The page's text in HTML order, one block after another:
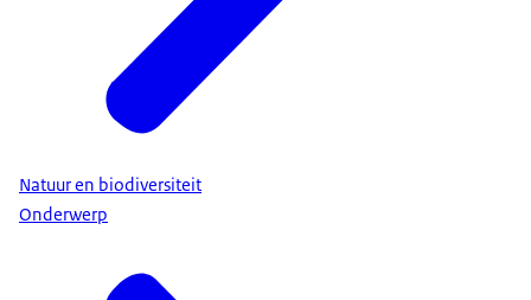
Natuur en biodiversiteit
Onderwerp